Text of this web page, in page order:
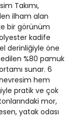
Takımı,
ilham alan
bir görünüm
kadife
derinliğiyle öne
%80 pamuk
sunar. 6
hem
pratik ve çok
mor,
yatak odası